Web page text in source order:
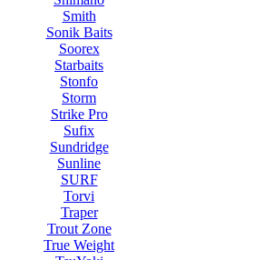
Smith
Sonik Baits
Soorex
Starbaits
Stonfo
Storm
Strike Pro
Sufix
Sundridge
Sunline
SURF
Torvi
Traper
Trout Zone
True Weight